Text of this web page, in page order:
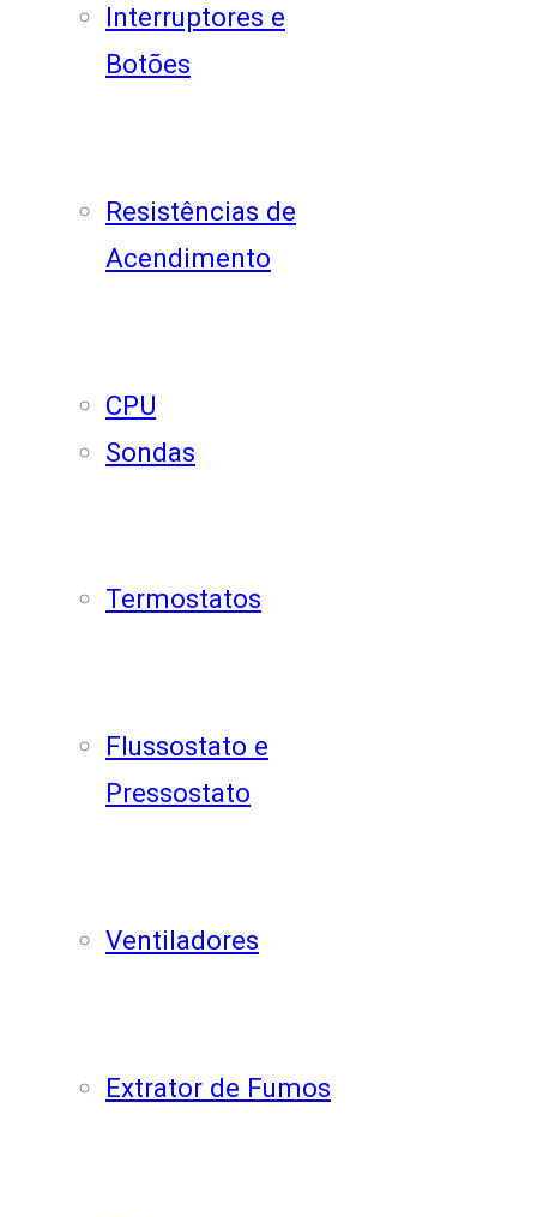
Interruptores e
Botões
Resistências de
Acendimento
CPU
Sondas
Termostatos
Flussostato e
Pressostato
Ventiladores
Extrator de Fumos